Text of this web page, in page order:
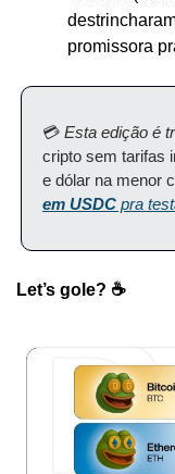
promissora
💳 Esta edição é
cripto sem tarifas
e dólar na menor
em USDC pra
Let’s gole? ☕️